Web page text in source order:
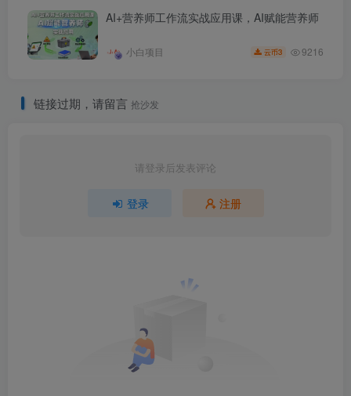
AI+营养师工作流实战应用课，AI赋能营养师
小白项目 云币3 9216
链接过期，请留言 抢沙发
请登录后发表评论
登录 注册